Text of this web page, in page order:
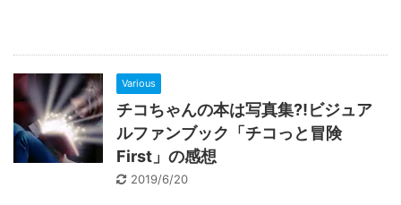
Various
チコちゃんの本は写真集⁈ビジュア
ルファンブック「チコっと冒険
First」の感想
2019/6/20